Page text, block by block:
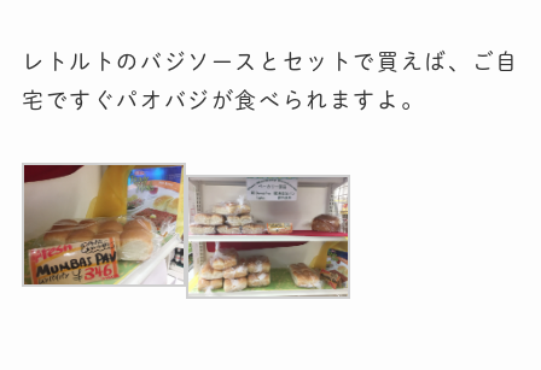
レトルトのバジソースとセットで買えば、ご自
宅ですぐパオバジが食べられますよ。